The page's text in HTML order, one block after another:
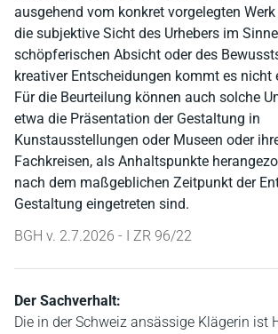
ausgehend vom konkret vorgelegten
die subjektive Sicht des Urhebers im
schöpferischen Absicht oder des
kreativer Entscheidungen kommt es nicht
Für die Beurteilung können auch solche
etwa die Präsentation der Gestaltung in
Kunstausstellungen oder Museen oder
Fachkreisen, als Anhaltspunkte
nach dem maßgeblichen Zeitpunkt der
Gestaltung eingetreten sind.
BGH v. 2.7.2026 - I ZR 96/22
Der Sachverhalt:
Die in der Schweiz ansässige Klägerin ist